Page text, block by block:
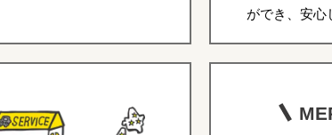
ができ、安心